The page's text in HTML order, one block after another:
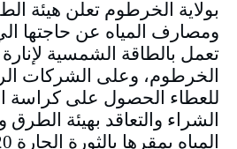
بولاية الخرطوم تعلن هيئة
ومصارف المياه عن حاجتها
تعمل بالطاقة الشمسية
الخرطوم، وعلى الشركات
للعطاء الحصول على كراسة
الشراء والتعاقد بهيئة